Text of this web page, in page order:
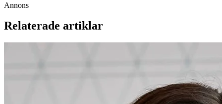
Annons
Relaterade artiklar